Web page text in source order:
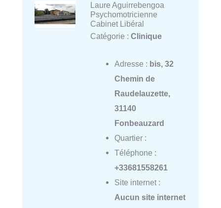
Laure Aguirrebengoa
Psychomotricienne
Cabinet Libéral
Catégorie : Clinique
Adresse : bis, 32
Chemin de
Raudelauzette,
31140
Fonbeauzard
Quartier :
Téléphone :
+33681558261
Site internet :
Aucun site internet